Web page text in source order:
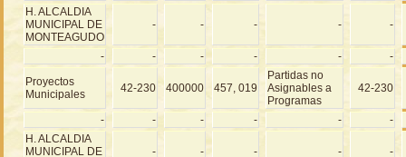
H. ALCALDIA
MUNICIPAL DE
MONTEAGUDO
- - - - -
- - - - -
-
Proyectos
Municipales
42-230 400000 457, 019
Partidas no
Asignables a
Programas
42-230
- - - - -
-
H. ALCALDIA
MUNICIPAL DE
- - - - -